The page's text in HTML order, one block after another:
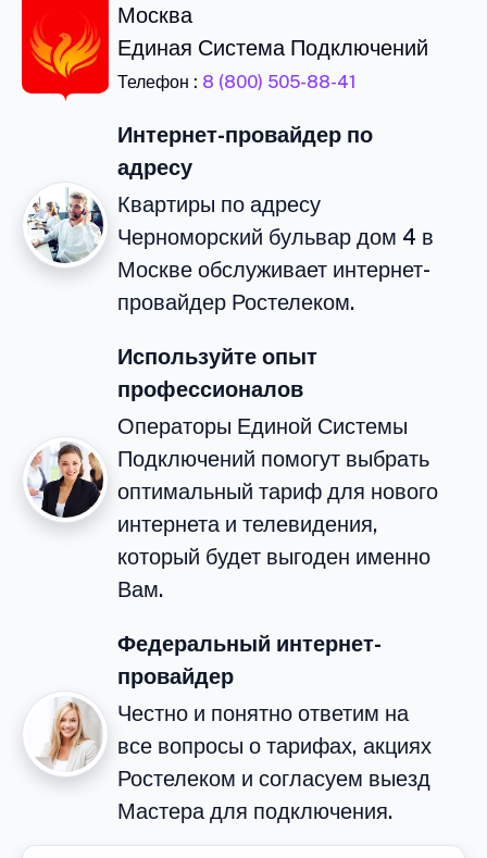
Москва
Единая Система Подключений
Телефон : 8 (800) 505-88-41
Интернет-провайдер по
адресу
Квартиры по адресу
Черноморский бульвар дом 4 в
Москве обслуживает интернет-
провайдер Ростелеком.
Используйте опыт
профессионалов
Операторы Единой Системы
Подключений помогут выбрать
оптимальный тариф для нового
интернета и телевидения,
который будет выгоден именно
Вам.
Федеральный интернет-
провайдер
Честно и понятно ответим на
все вопросы о тарифах, акциях
Ростелеком и согласуем выезд
Мастера для подключения.